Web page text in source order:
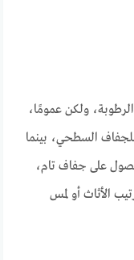
ولكن عمومًا،
من 2 إلى 4 ساعات للجفاف السطحي، بينما
6 إلى 8 ساعات. للحصول على جفاف تام،
إعادة ترتيب الأثاث أو لمس